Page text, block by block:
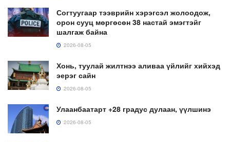
Согтуугаар тээврийн хэрэгсэл жолоодож,
орон сууц мөргөсөн 38 настай эмэгтэйг
шалгаж байна
2026-08-05
Хонь, туулай жилтнээ аливаа үйлийг хийхэд
эерэг сайн
2026-08-05
Улаанбаатарт +28 градус дулаан, үүлшинэ
2026-08-05